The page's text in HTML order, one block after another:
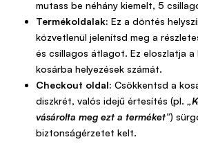
mutass be néhány kiemelt, 5
Termékoldalak: Ez a döntés
közvetlenül jelenítsd meg a
és csillagos átlagot. Ez eloszlatja a
kosárba helyezések számát.
Checkout oldal: Csökkentsd a
diszkrét, valós idejű értesítés (pl.
vásárolta meg ezt a terméket”)
biztonságérzetet kelt.